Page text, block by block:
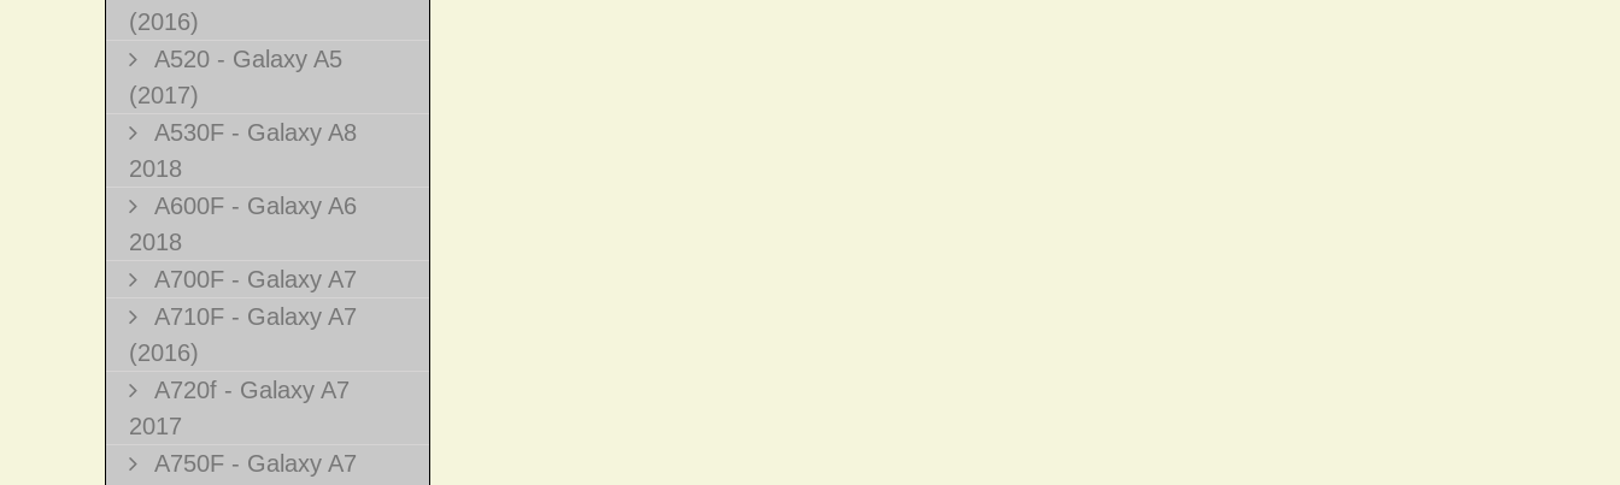
(2016)
A520 - Galaxy A5
(2017)
A530F - Galaxy A8
2018
A600F - Galaxy A6
2018
A700F - Galaxy A7
A710F - Galaxy A7
(2016)
A720f - Galaxy A7
2017
A750F - Galaxy A7